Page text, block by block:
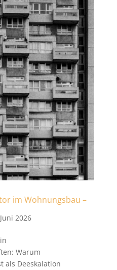
im Wohnungsbau –
2026
Warum
als Deeskalation